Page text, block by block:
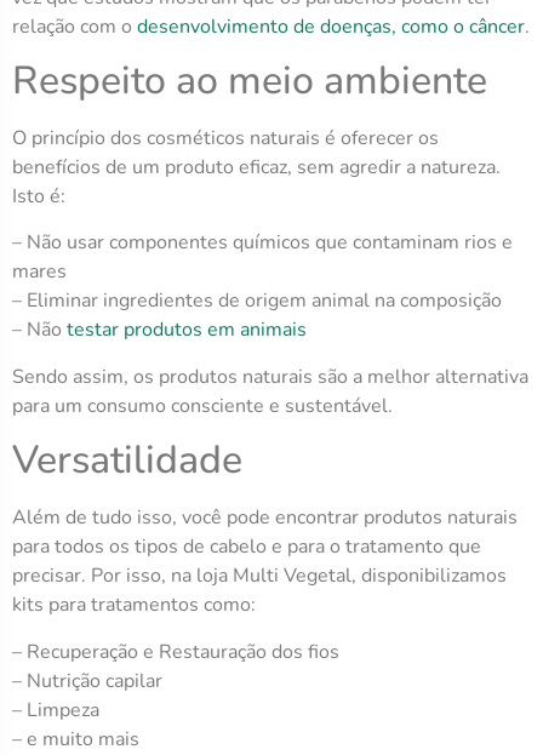
relação com o desenvolvimento de doenças, como o câncer.
Respeito ao meio ambiente
O princípio dos cosméticos naturais é oferecer os
benefícios de um produto eficaz, sem agredir a natureza.
Isto é:
– Não usar componentes químicos que contaminam rios e
mares
– Eliminar ingredientes de origem animal na composição
– Não testar produtos em animais
Sendo assim, os produtos naturais são a melhor alternativa
para um consumo consciente e sustentável.
Versatilidade
Além de tudo isso, você pode encontrar produtos naturais
para todos os tipos de cabelo e para o tratamento que
precisar. Por isso, na loja Multi Vegetal, disponibilizamos
kits para tratamentos como:
– Recuperação e Restauração dos fios
– Nutrição capilar
– Limpeza
– e muito mais